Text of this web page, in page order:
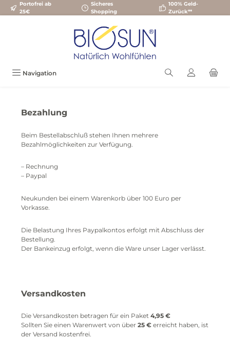
Zum Hauptinhalt springen
Portofrei ab
25€
Sicheres
Shopping
100% Geld-
Zurück**
Navigation
Bezahlung
Beim Bestellabschluß stehen Ihnen mehrere
Bezahlmöglichkeiten zur Verfügung.
– Rechnung
– Paypal
Neukunden bei einem Warenkorb über 100 Euro per
Vorkasse.
Die Belastung Ihres Paypalkontos erfolgt mit Abschluss der
Bestellung.
Der Bankeinzug erfolgt, wenn die Ware unser Lager verlässt.
Versandkosten
Die Versandkosten betragen für ein Paket 4,95 €
Sollten Sie einen Warenwert von über 25 € erreicht haben, ist
der Versand kostenfrei.